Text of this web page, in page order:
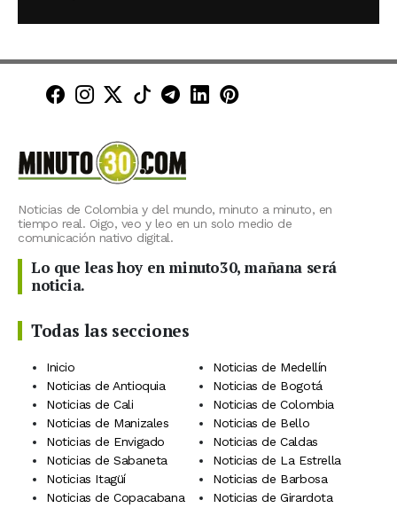
Minuto30 en Facebook
Minuto30 en Instagram
Minuto30 en X (Twitter)
Minuto30 en TikTok
Canal de Minuto30 en
Minuto30 en LinkedIn
Minuto30 en
Noticias de Colombia y del mundo, minuto a minuto, en
tiempo real. Oigo, veo y leo en un solo medio de
comunicación nativo digital.
Lo que leas hoy en minuto30, mañana será
noticia.
Todas las secciones
Inicio
Noticias de Medellín
Noticias de Antioquia
Noticias de Bogotá
Noticias de Cali
Noticias de Colombia
Noticias de Manizales
Noticias de Bello
Noticias de Envigado
Noticias de Caldas
Noticias de Sabaneta
Noticias de La Estrella
Noticias Itagüí
Noticias de Barbosa
Noticias de Copacabana
Noticias de Girardota